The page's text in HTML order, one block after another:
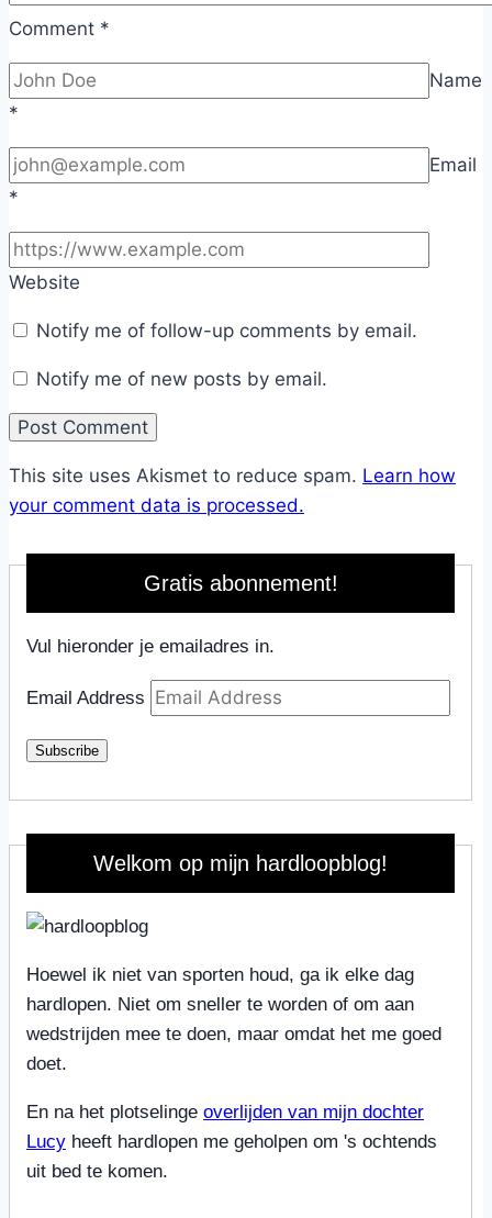
Comment *
Name
*
Email
*
Website
Notify me of follow-up comments by email.
Notify me of new posts by email.
This site uses Akismet to reduce spam. Learn how
your comment data is processed.
Gratis abonnement!
Vul hieronder je emailadres in.
Email Address
Subscribe
Welkom op mijn hardloopblog!
Hoewel ik niet van sporten houd, ga ik elke dag
hardlopen. Niet om sneller te worden of om aan
wedstrijden mee te doen, maar omdat het me goed
doet.
En na het plotselinge overlijden van mijn dochter
Lucy heeft hardlopen me geholpen om 's ochtends
uit bed te komen.